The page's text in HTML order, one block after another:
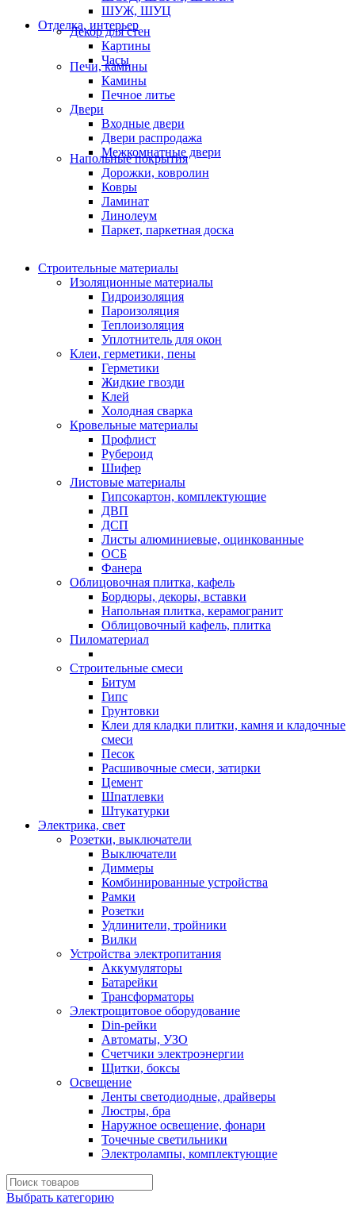
ШУЖ, ШУЦ
Отделка, интерьер
Декор для стен
Картины
Часы
Печи, камины
Камины
Печное литье
Двери
Входные двери
Двери распродажа
Межкомнатные двери
Напольные покрытия
Дорожки, ковролин
Ковры
Ламинат
Линолеум
Паркет, паркетная доска
Строительные материалы
Изоляционные материалы
Гидроизоляция
Пароизоляция
Теплоизоляция
Уплотнитель для окон
Клеи, герметики, пены
Герметики
Жидкие гвозди
Клей
Холодная сварка
Кровельные материалы
Профлист
Рубероид
Шифер
Листовые материалы
Гипсокартон, комплектующие
ДВП
ДСП
Листы алюминиевые, оцинкованные
ОСБ
Фанера
Облицовочная плитка, кафель
Бордюры, декоры, вставки
Напольная плитка, керамогранит
Облицовочный кафель, плитка
Пиломатериал
Строительные смеси
Битум
Гипс
Грунтовки
Клеи для кладки плитки, камня и кладочные
смеси
Песок
Расшивочные смеси, затирки
Цемент
Шпатлевки
Штукатурки
Электрика, свет
Розетки, выключатели
Выключатели
Диммеры
Комбинированные устройства
Рамки
Розетки
Удлинители, тройники
Вилки
Устройства электропитания
Аккумуляторы
Батарейки
Трансформаторы
Электрощитовое оборудование
Din-рейки
Автоматы, УЗО
Счетчики электроэнергии
Щитки, боксы
Освещение
Ленты светодиодные, драйверы
Люстры, бра
Наружное освещение, фонари
Точечные светильники
Электролампы, комплектующие
Выбрать категорию